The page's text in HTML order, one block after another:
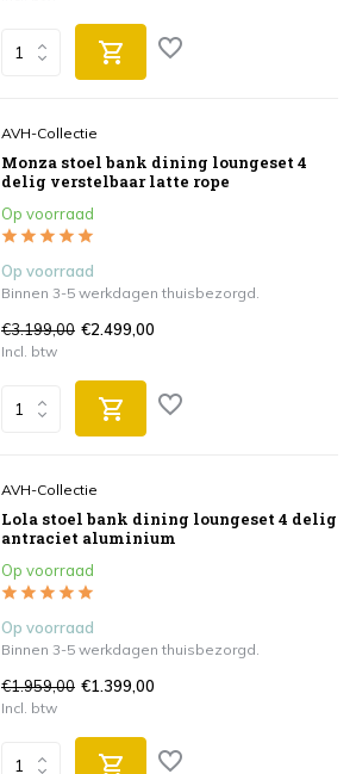
AVH-Collectie
Monza stoel bank dining loungeset 4
delig verstelbaar latte rope
Op voorraad
Op voorraad
Binnen 3-5 werkdagen thuisbezorgd.
€3.199,00 €2.499,00
Incl. btw
AVH-Collectie
Lola stoel bank dining loungeset 4 delig
antraciet aluminium
Op voorraad
Op voorraad
Binnen 3-5 werkdagen thuisbezorgd.
€1.959,00 €1.399,00
Incl. btw